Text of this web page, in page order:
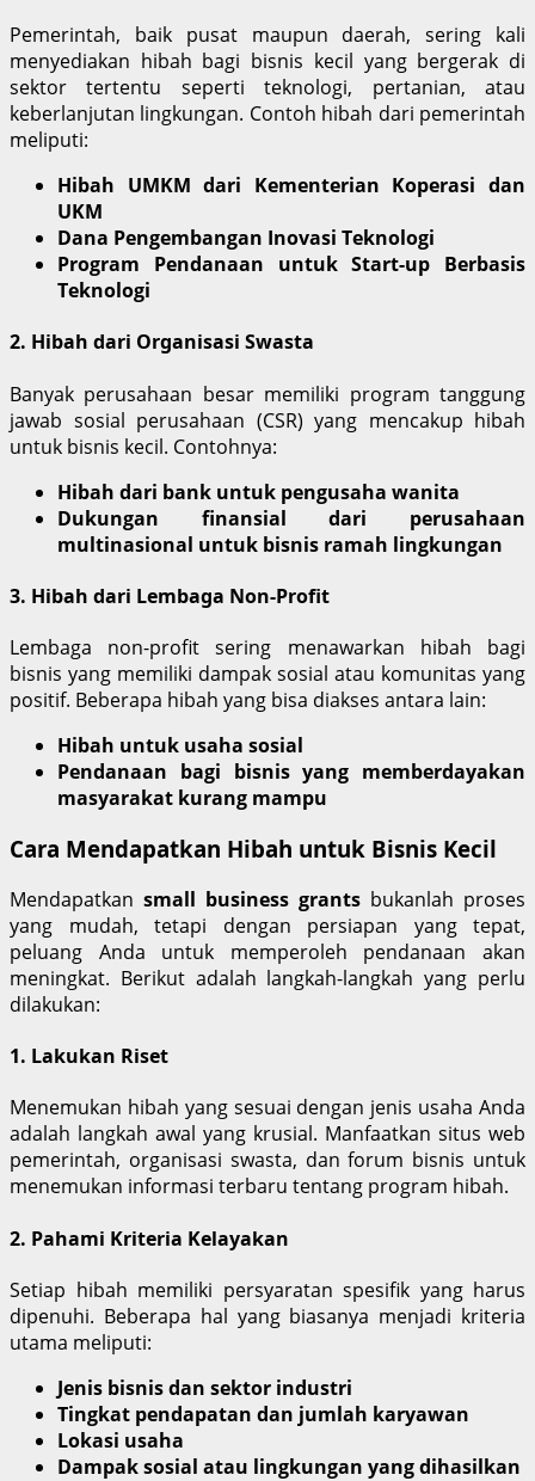
Pemerintah, baik pusat maupun daerah, sering kali
menyediakan hibah bagi bisnis kecil yang bergerak di
sektor tertentu seperti teknologi, pertanian, atau
keberlanjutan lingkungan. Contoh hibah dari pemerintah
meliputi:
Hibah UMKM dari Kementerian Koperasi dan
UKM
Dana Pengembangan Inovasi Teknologi
Program Pendanaan untuk Start-up Berbasis
Teknologi
2. Hibah dari Organisasi Swasta
Banyak perusahaan besar memiliki program tanggung
jawab sosial perusahaan (CSR) yang mencakup hibah
untuk bisnis kecil. Contohnya:
Hibah dari bank untuk pengusaha wanita
Dukungan finansial dari perusahaan
multinasional untuk bisnis ramah lingkungan
3. Hibah dari Lembaga Non-Profit
Lembaga non-profit sering menawarkan hibah bagi
bisnis yang memiliki dampak sosial atau komunitas yang
positif. Beberapa hibah yang bisa diakses antara lain:
Hibah untuk usaha sosial
Pendanaan bagi bisnis yang memberdayakan
masyarakat kurang mampu
Cara Mendapatkan Hibah untuk Bisnis Kecil
Mendapatkan small business grants bukanlah proses
yang mudah, tetapi dengan persiapan yang tepat,
peluang Anda untuk memperoleh pendanaan akan
meningkat. Berikut adalah langkah-langkah yang perlu
dilakukan:
1. Lakukan Riset
Menemukan hibah yang sesuai dengan jenis usaha Anda
adalah langkah awal yang krusial. Manfaatkan situs web
pemerintah, organisasi swasta, dan forum bisnis untuk
menemukan informasi terbaru tentang program hibah.
2. Pahami Kriteria Kelayakan
Setiap hibah memiliki persyaratan spesifik yang harus
dipenuhi. Beberapa hal yang biasanya menjadi kriteria
utama meliputi:
Jenis bisnis dan sektor industri
Tingkat pendapatan dan jumlah karyawan
Lokasi usaha
Dampak sosial atau lingkungan yang dihasilkan